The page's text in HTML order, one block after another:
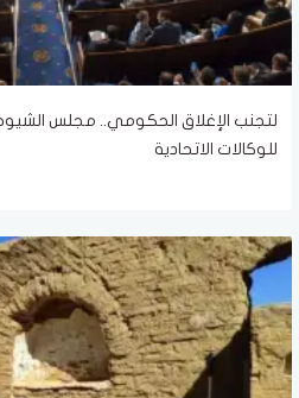
لتجنب الإغلاق الحكومي.. مجلس
للوكالات الاتحادية